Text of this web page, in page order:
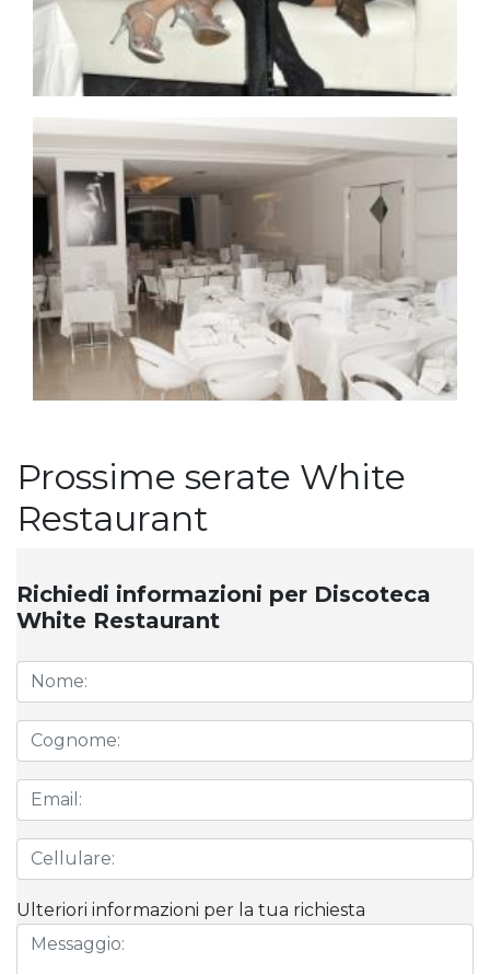
Prossime serate White
Restaurant
Richiedi informazioni per Discoteca
White Restaurant
Ulteriori informazioni per la tua richiesta